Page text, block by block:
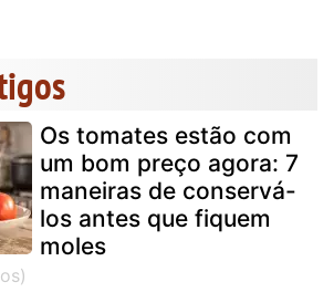
Os tomates estão com
um bom preço agora: 7
maneiras de conservá-
los antes que fiquem
moles